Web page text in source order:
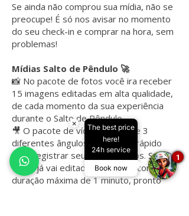
Se ainda não comprou sua mídia, não se
preocupe! É só nos avisar no momento
do seu check-in e comprar na hora, sem
problemas!
Mídias Salto de Pêndulo 🚀
📸 No pacote de fotos você ira receber
15 imagens editadas em alta qualidade,
de cada momento da sua experiência
durante o Salto de Pêndulo.
🎥 O pacote de vídeo é feito de 3
diferentes ângulos e um papo rápido
para registrar seus sentimentos. Seu
vídeo já vai editado na vertical com
duração máxima de 1 minuto, pronto
×
The best price
here!
24h service
Book now
1